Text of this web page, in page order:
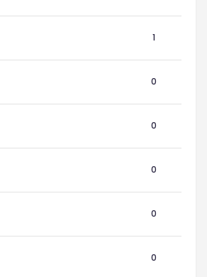
1
0
0
0
0
0